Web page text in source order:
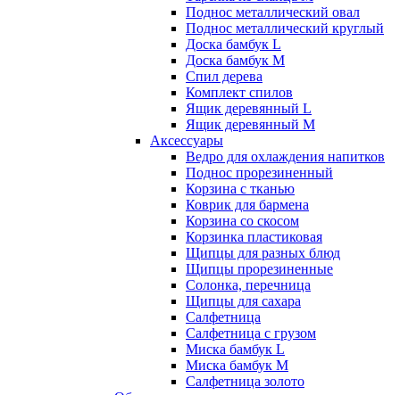
Поднос металлический овал
Поднос металлический круглый
Доска бамбук L
Доска бамбук M
Спил дерева
Комплект спилов
Ящик деревянный L
Ящик деревянный M
Аксессуары
Ведро для охлаждения напитков
Поднос прорезиненный
Корзина с тканью
Коврик для бармена
Корзина со скосом
Корзинка пластиковая
Щипцы для разных блюд
Щипцы прорезиненные
Солонка, перечница
Щипцы для сахара
Салфетница
Салфетница с грузом
Миска бамбук L
Миска бамбук M
Салфетница золото